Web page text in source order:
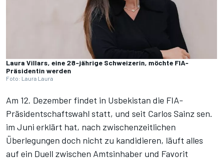
Laura Villars, eine 28-jährige Schweizerin, möchte FIA-
Präsidentin werden
Foto: Laura Laura
Am 12. Dezember findet in Usbekistan die FIA-
Präsidentschaftswahl statt, und seit Carlos Sainz sen.
im Juni erklärt hat, nach zwischenzeitlichen
Überlegungen doch nicht zu kandidieren, läuft alles
auf ein Duell zwischen Amtsinhaber und Favorit